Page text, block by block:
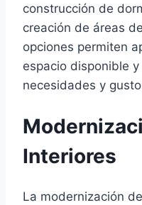
construcción de
creación de áreas
opciones permiten
espacio disponible
necesidades y
Interiores
La modernización